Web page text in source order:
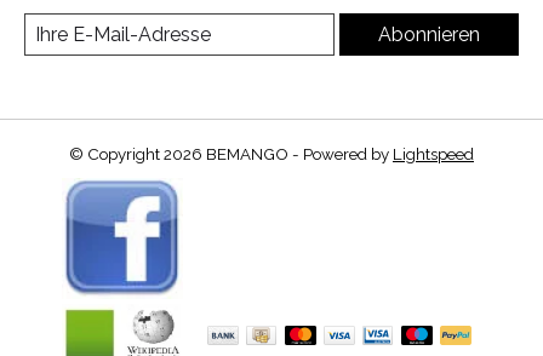
Abonnieren
© Copyright 2026 BEMANGO - Powered by Lightspeed